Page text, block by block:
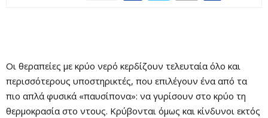
Οι θεραπείες με κρύο νερό κερδίζουν τελευταία όλο και
περισσότερους υποστηρικτές, που επιλέγουν ένα από τα
πιο απλά φυσικά «παυσίπονα»: να γυρίσουν στο κρύο τη
θερμοκρασία στο ντους. Κρύβονται όμως και κίνδυνοι εκτός